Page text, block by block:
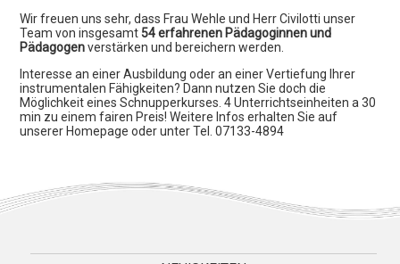
1. Okt. – Konzert Klaviertrio
unserer Musikschule. Gespielt wird um 19.30 Uhr das
Programm FIN DE SIÉCLE mit Werken von Debussy und Fauré.
TRIO ARTE SANITAS Alexandre Feye, Violine Peer Findeisen,
Wir freuen uns sehr, dass Frau Wehle und Herr Civilotti unser
Team von insgesamt 54 erfahrenen Pädagoginnen und
Pädagogenverstärken und bereichern werden.
Interesse an einer Ausbildung oder an einer Vertiefung Ihrer
instrumentalen Fähigkeiten? Dann nutzen Sie doch die
Möglichkeit eines Schnupperkurses. 4 Unterrichtseinheiten a 30
min zu einem fairen Preis! Weitere Infos erhalten Sie auf
unserer Homepage oder unter Tel. 07133-4894